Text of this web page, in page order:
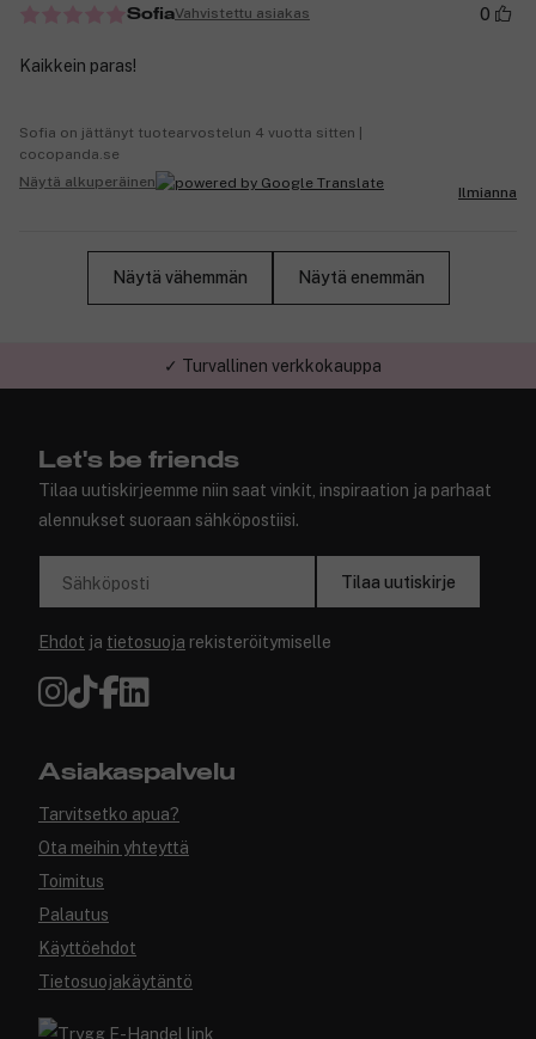
SofiaVahvistettu asiakas 0
Kaikkein paras!
Sofia on jättänyt tuotearvostelun 4 vuotta sitten |
cocopanda.se
Näytä alkuperäinen
Ilmianna
Näytä vähemmän Näytä enemmän
✓ Turvallinen verkkokauppa
Let's be friends
Tilaa uutiskirjeemme niin saat vinkit, inspiraation ja parhaat
alennukset suoraan sähköpostiisi.
Sähköposti Tilaa uutiskirje
Ehdot ja tietosuoja rekisteröitymiselle
Asiakaspalvelu
Tarvitsetko apua?
Ota meihin yhteyttä
Toimitus
Palautus
Käyttöehdot
Tietosuojakäytäntö